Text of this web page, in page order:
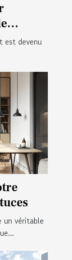
est devenu
un véritable